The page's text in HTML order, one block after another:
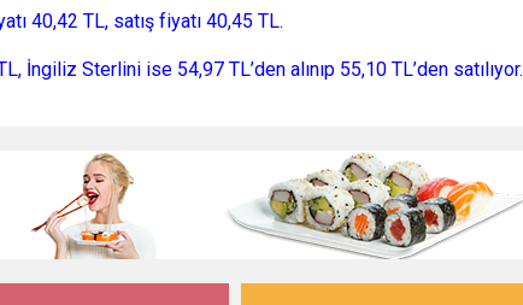
40,42 TL, satış fiyatı 40,45 TL.
İngiliz Sterlini ise 54,97 TL’den alınıp 55,10 TL’den satılıyor.